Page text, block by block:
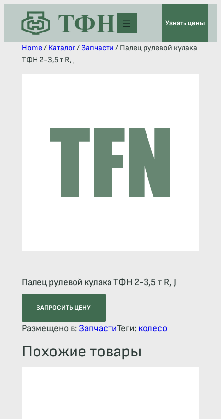
Узнать цены
Home/ Каталог/ Запчасти / Палец рулевой кулака
ТФН 2-3,5 т R, J
Палец рулевой кулака ТФН 2-3,5 т R, J
ЗАПРОСИТЬ ЦЕНУ
Размещено в: ЗапчастиТеги: колесо
Похожие товары